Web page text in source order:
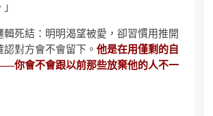
輯死結：明明渴望被愛，卻習慣用推開
認對方會不會留下。他是在用僅剩的自
你會不會跟以前那些放棄他的人不一